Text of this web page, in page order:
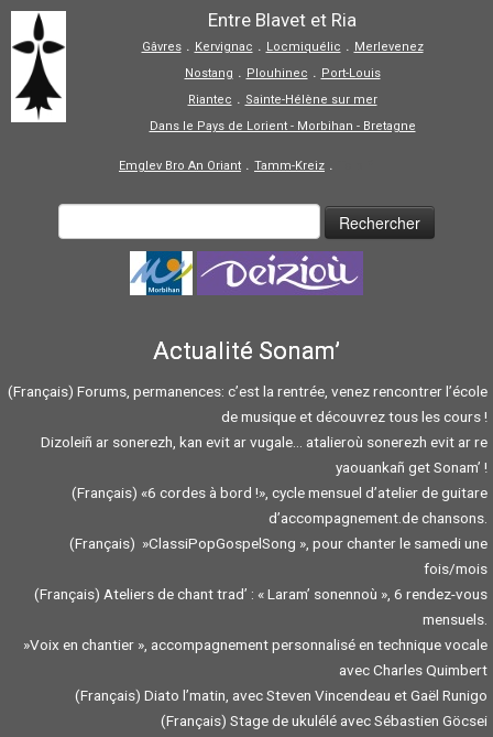
Entre Blavet et Ria
Gâvres. Kervignac . Locmiquélic . Merlevenez
Nostang . Plouhinec . Port-Louis
Riantec . Sainte-Hélène sur mer
Dans le Pays de Lorient - Morbihan - Bretagne
Emglev Bro An Oriant . Tamm-Kreiz .
Actualité Sonam’
(Français) Forums, permanences: c’est la rentrée, venez rencontrer l’école
de musique et découvrez tous les cours !
Dizoleiñ ar sonerezh, kan evit ar vugale… atalieroù sonerezh evit ar re
yaouankañ get Sonam’ !
(Français) «6 cordes à bord !», cycle mensuel d’atelier de guitare
d’accompagnement.de chansons.
(Français) »ClassiPopGospelSong », pour chanter le samedi une
fois/mois
(Français) Ateliers de chant trad’ : « Laram’ sonennoù », 6 rendez-vous
mensuels.
»Voix en chantier », accompagnement personnalisé en technique vocale
avec Charles Quimbert
(Français) Diato l’matin, avec Steven Vincendeau et Gaël Runigo
(Français) Stage de ukulélé avec Sébastien Göcsei